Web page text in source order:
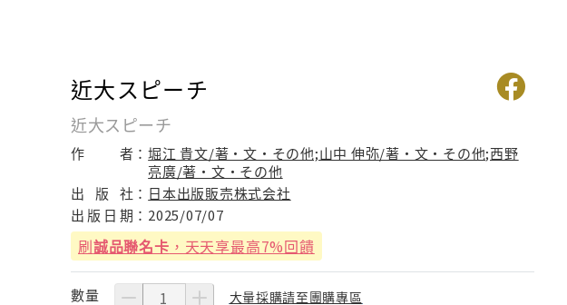
近大スピーチ
近大スピーチ
作 者：堀江 貴文/著・文・その他;山中 伸弥/著・文・その他;西野
亮廣/著・文・その他
出
版 社： 日本出版販売株式会社
出 版 日 期： 2025/07/07
刷誠品聯名卡 ，天天享最高7%回饋
數量 大量採購請至團購專區